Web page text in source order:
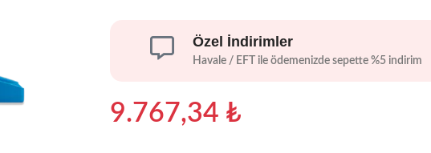
Özel İndirimler
Havale / EFT ile ödemenizde sepette %5 indirim
9.767,34 ₺